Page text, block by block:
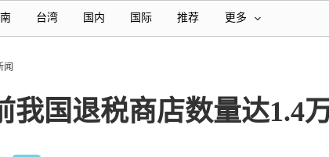
台湾 国内 国际 推荐 更多
闻
我国退税商店数量达1.4